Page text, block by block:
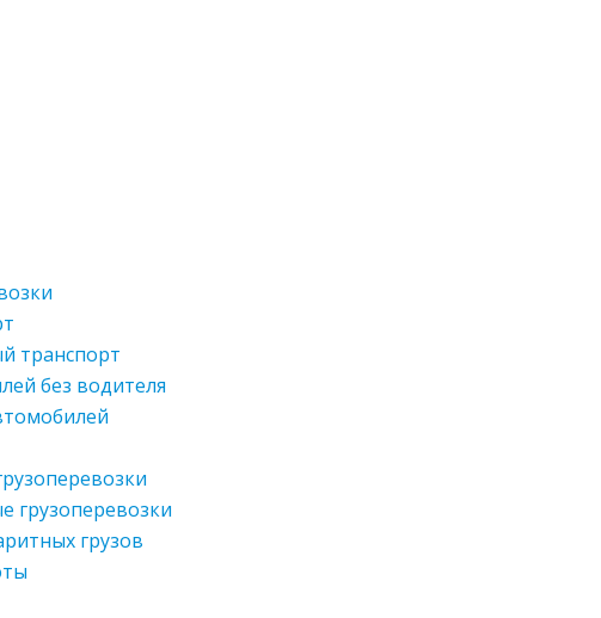
транспорт
без водителя
грузоперевозки
грузов